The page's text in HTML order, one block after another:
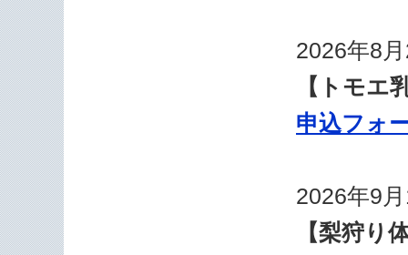
2026年8
【トモエ
申込フォ
2026年9
【梨狩り